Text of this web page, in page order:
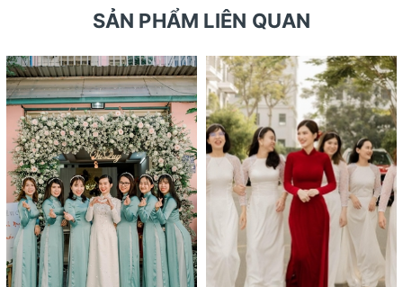
SẢN PHẨM LIÊN QUAN